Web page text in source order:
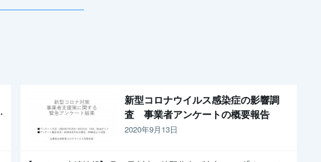
新型コロナウイルス感染症の影響調
査 事業者アンケートの概要報告
2020年9月13日